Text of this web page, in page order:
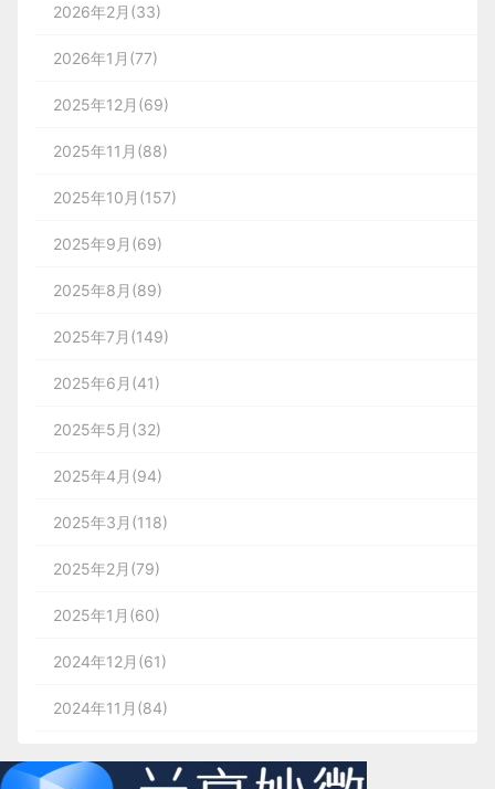
2026年2月(33)
2026年1月(77)
2025年12月(69)
2025年11月(88)
2025年10月(157)
2025年9月(69)
2025年8月(89)
2025年7月(149)
2025年6月(41)
2025年5月(32)
2025年4月(94)
2025年3月(118)
2025年2月(79)
2025年1月(60)
2024年12月(61)
2024年11月(84)